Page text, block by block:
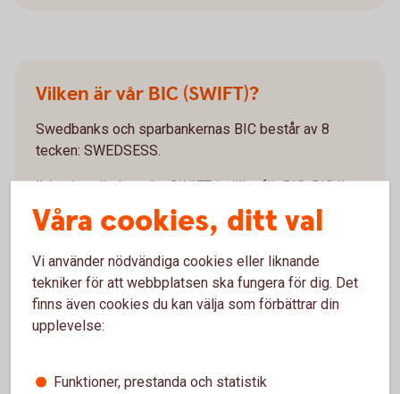
Vilken är vår BIC (SWIFT)?
Swedbanks och sparbankernas BIC består av 8
tecken: SWEDSESS.
Ibland används ordet SWIFT istället för BIC. BIC är
inte obligatoriskt för SEPA-betalningar (den
europeiska gireringsstandarden) vilka gör det möjligt
gemensamma eurobetalningsområdet.
Våra cookies, ditt val
Vi använder nödvändiga cookies eller liknande
tekniker för att webbplatsen ska fungera för dig. Det
finns även cookies du kan välja som förbättrar din
upplevelse:
Funktioner, prestanda och statistik